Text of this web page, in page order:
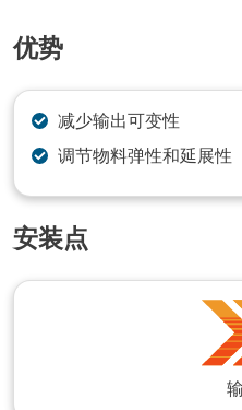
优势
减少输出可变性
调节物料弹性和延展性
安装点